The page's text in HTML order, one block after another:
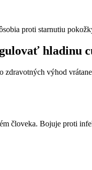
proti starnutiu
hladinu
zdravotných výhod
človeka. Bojuje proti